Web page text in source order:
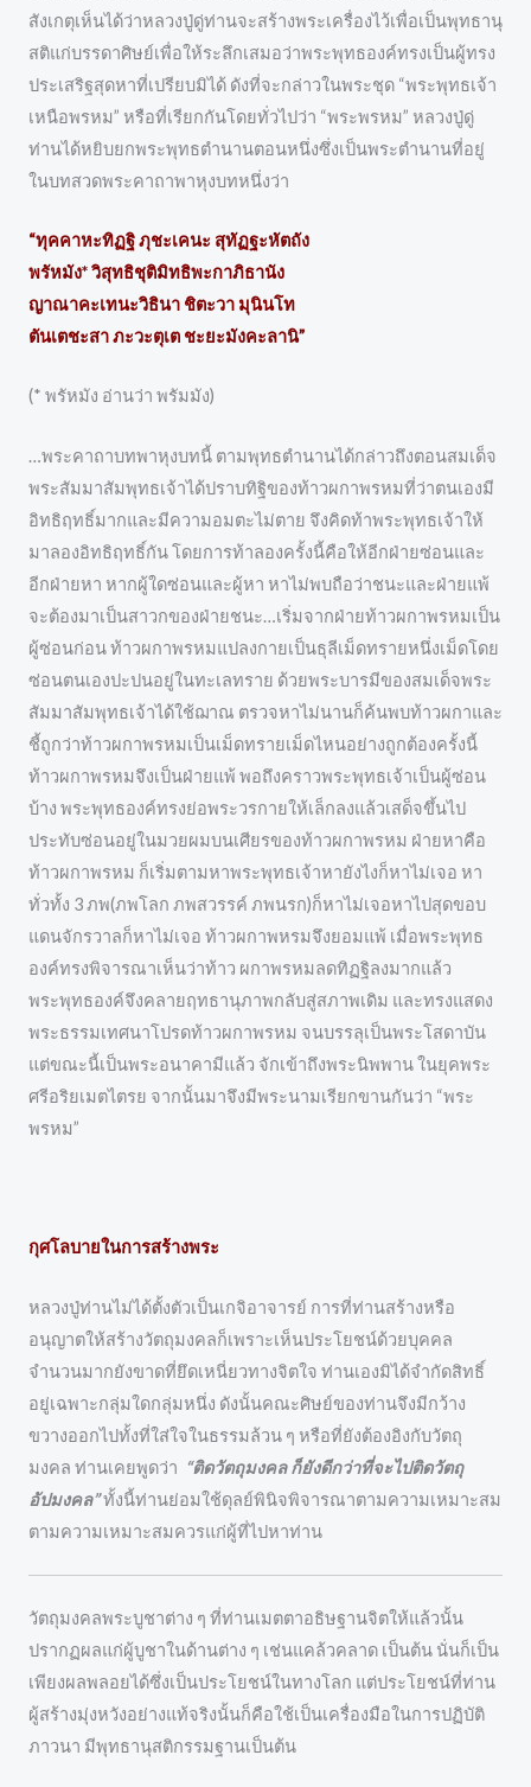
สังเกตุเห็นได้ว่าหลวงปู่ดู่ท่านจะสร้างพระเครื่องไว้เพื่อเป็นพุทธานุ
สติแก่บรรดาศิษย์เพื่อให้ระลึกเสมอว่าพระพุทธองค์ทรงเป็นผู้ทรง
ประเสริฐสุดหาที่เปรียบมิได้ ดังที่จะกล่าวในพระชุด “พระพุทธเจ้า
เหนือพรหม” หรือที่เรียกกันโดยทั่วไปว่า “พระพรหม” หลวงปู่ดู่
ท่านได้หยิบยกพระพุทธตำนานตอนหนึ่งซึ่งเป็นพระตำนานที่อยู่
ในบทสวดพระคาถาพาหุงบทหนึ่งว่า
“ทุคคาหะทิฏฐิ ภุชะเคนะ สุทัฏฐะหัตถัง
พรัหมัง* วิสุทธิชุติมิทธิพะกาภิธานัง
ญาณาคะเทนะวิธินา ชิตะวา มุนินโท
ตันเตชะสา ภะวะตุเต ชะยะมังคะลานิ”
(* พรัหมัง อ่านว่า พรัมมัง)
…พระคาถาบทพาหุงบทนี้ ตามพุทธตำนานได้กล่าวถึงตอนสมเด็จ
พระสัมมาสัมพุทธเจ้าได้ปราบทิฐิของท้าวผกาพรหมที่ว่าตนเองมี
อิทธิฤทธิ์มากและมีความอมตะไม่ตาย จึงคิดท้าพระพุทธเจ้าให้
มาลองอิทธิฤทธิ์กัน โดยการท้าลองครั้งนี้คือให้อีกฝ่ายซ่อนและ
อีกฝ่ายหา หากผู้ใดซ่อนและผู้หา หาไม่พบถือว่าชนะและฝ่ายแพ้
จะต้องมาเป็นสาวกของฝ่ายชนะ…เริ่มจากฝ่ายท้าวผกาพรหมเป็น
ผู้ซ่อนก่อน ท้าวผกาพรหมแปลงกายเป็นธุลีเม็ดทรายหนึ่งเม็ดโดย
ซ่อนตนเองปะปนอยู่ในทะเลทราย ด้วยพระบารมีของสมเด็จพระ
สัมมาสัมพุทธเจ้าได้ใช้ฌาณ ตรวจหาไม่นานก็ค้นพบท้าวผกาและ
ชี้ถูกว่าท้าวผกาพรหมเป็นเม็ดทรายเม็ดไหนอย่างถูกต้องครั้งนี้
ท้าวผกาพรหมจึงเป็นฝ่ายแพ้ พอถึงคราวพระพุทธเจ้าเป็นผู้ซ่อน
บ้าง พระพุทธองค์ทรงย่อพระวรกายให้เล็กลงแล้วเสด็จขึ้นไป
ประทับซ่อนอยู่ในมวยผมบนเศียรของท้าวผกาพรหม ฝ่ายหาคือ
ท้าวผกาพรหม ก็เริ่มตามหาพระพุทธเจ้าหายังไงก็หาไม่เจอ หา
ทั่วทั้ง 3 ภพ(ภพโลก ภพสวรรค์ ภพนรก)ก็หาไม่เจอหาไปสุดขอบ
แดนจักรวาลก็หาไม่เจอ ท้าวผกาพหรมจึงยอมแพ้ เมื่อพระพุทธ
องค์ทรงพิจารณาเห็นว่าท้าว ผกาพรหมลดทิฏฐิลงมากแล้ว
พระพุทธองค์จึงคลายฤทธานุภาพกลับสู่สภาพเดิม และทรงแสดง
พระธรรมเทศนาโปรดท้าวผกาพรหม จนบรรลุเป็นพระโสดาบัน
แต่ขณะนี้เป็นพระอนาคามีแล้ว จักเข้าถึงพระนิพพาน ในยุคพระ
ศรีอริยเมตไตรย จากนั้นมาจึงมีพระนามเรียกขานกันว่า “พระ
พรหม”
กุศโลบายในการสร้างพระ
หลวงปู่ท่านไม่ได้ตั้งตัวเป็นเกจิอาจารย์ การที่ท่านสร้างหรือ
อนุญาตให้สร้างวัตถุมงคลก็เพราะเห็นประโยชน์ด้วยบุคคล
จำนวนมากยังขาดที่ยึดเหนี่ยวทางจิตใจ ท่านเองมิได้จำกัดสิทธิ์
อยู่เฉพาะกลุ่มใดกลุ่มหนึ่ง ดังนั้นคณะศิษย์ของท่านจึงมีกว้าง
ขวางออกไปทั้งที่ใส่ใจในธรรมล้วน ๆ หรือที่ยังต้องอิงกับวัตถุ
มงคล ท่านเคยพูดว่า “ติดวัตถุมงคล ก็ยังดีกว่าที่จะไปติดวัตถุ
อัปมงคล”ทั้งนี้ท่านย่อมใช้ดุลย์พินิจพิจารณาตามความเหมาะสม
ตามความเหมาะสมควรแก่ผู้ที่ไปหาท่าน
วัตถุมงคลพระบูชาต่าง ๆ ที่ท่านเมตตาอธิษฐานจิตให้แล้วนั้น
ปรากฏผลแก่ผู้บูชาในด้านต่าง ๆ เช่นแคล้วคลาด เป็นต้น นั่นก็เป็น
เพียงผลพลอยได้ซึ่งเป็นประโยชน์ในทางโลก แต่ประโยชน์ที่ท่าน
ผู้สร้างมุ่งหวังอย่างแท้จริงนั้นก็คือใช้เป็นเครื่องมือในการปฏิบัติ
ภาวนา มีพุทธานุสติกรรมฐานเป็นต้น